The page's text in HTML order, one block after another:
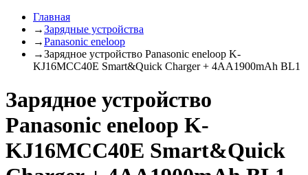
Главная
→Зарядные устройства
→Panasonic eneloop
→Зарядное устройство Panasonic eneloop K-
KJ16MCC40E Smart&Quick Charger + 4AA1900mAh BL1
Зарядное устройство
Panasonic eneloop K-
KJ16MCC40E Smart&Quick